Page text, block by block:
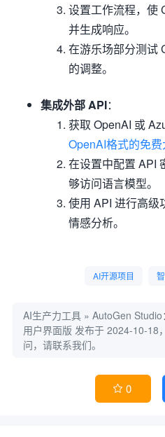
设置工作流程，使
并生成响应。
在游乐场部分测试
的调整。
集成外部 API：
获取 OpenAI 或
OpenAI格式的免
在设置中配置 API
够访问语言模型。
使用 API 进行高级
情感分析。
AI开源项目
AI生产力工具 » AutoGen
用户界面版 发布于 2024-10-18
问，请联系我们。
 0